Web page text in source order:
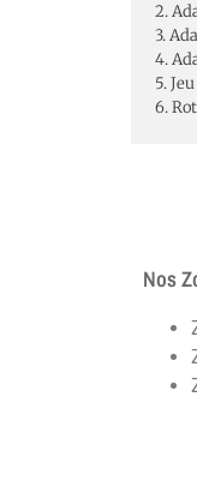
2.
3.
4.
5.
6.
Nos